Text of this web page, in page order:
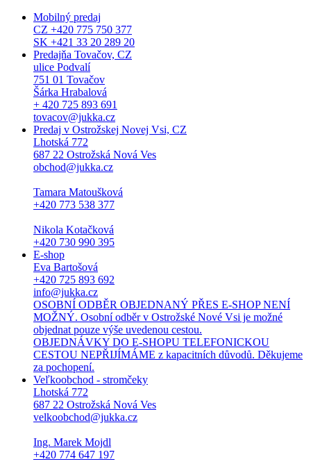
Mobilný predaj
CZ +420 775 750 377
SK +421 33 20 289 20
Predajňa Tovačov, CZ
ulice Podvalí
751 01 Tovačov
Šárka Hrabalová
+ 420 725 893 691
tovacov@jukka.cz
Predaj v Ostrožskej Novej Vsi, CZ
Lhotská 772
687 22 Ostrožská Nová Ves
obchod@jukka.cz
Tamara Matoušková
+420 773 538 377
Nikola Kotačková
+420 730 990 395
E-shop
Eva Bartošová
+420 725 893 692
info@jukka.cz
OSOBNÍ ODBĚR OBJEDNANÝ PŘES E-SHOP NENÍ
MOŽNÝ. Osobní odběr v Ostrožské Nové Vsi je možné
objednat pouze výše uvedenou cestou.
OBJEDNÁVKY DO E-SHOPU TELEFONICKOU
CESTOU NEPŘIJÍMÁME z kapacitních důvodů. Děkujeme
za pochopení.
Veľkoobchod - stromčeky
Lhotská 772
687 22 Ostrožská Nová Ves
velkoobchod@jukka.cz
Ing. Marek Mojdl
+420 774 647 197